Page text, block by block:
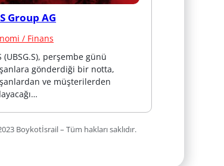
Group AG
/ Finans
(UBSG.S), perşembe günü
gönderdiği bir notta,
ve müşterilerden
Boykotİsrail – Tüm hakları saklıdır.